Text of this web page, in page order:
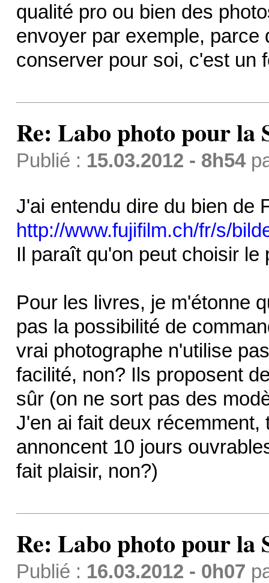
qualité pro ou bien des
envoyer par exemple, parce
conserver pour soi, c'est un
Re: Labo photo pour la
Publié : 15.03.2012 - 8h54
J'ai entendu dire du bien de
http://www.fujifilm.ch/fr/s/
Il paraît qu'on peut choisir le
Pour les livres, je m'étonne
pas la possibilité de
vrai photographe n'utilise
facilité, non? Ils proposent
sûr (on ne sort pas des
J'en ai fait deux
annoncent 10 jours
fait plaisir, non?)
Re: Labo photo pour la
Publié : 16.03.2012 - 0h07